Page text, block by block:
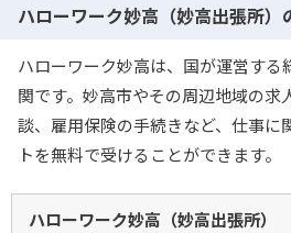
ハローワーク妙高（妙高出張所）
ハローワーク妙高は、国が運営する
関です。妙高市やその周辺地域の求
談、雇用保険の手続きなど、仕事に
トを無料で受けることができます。
ハローワーク妙高（妙高出張所）